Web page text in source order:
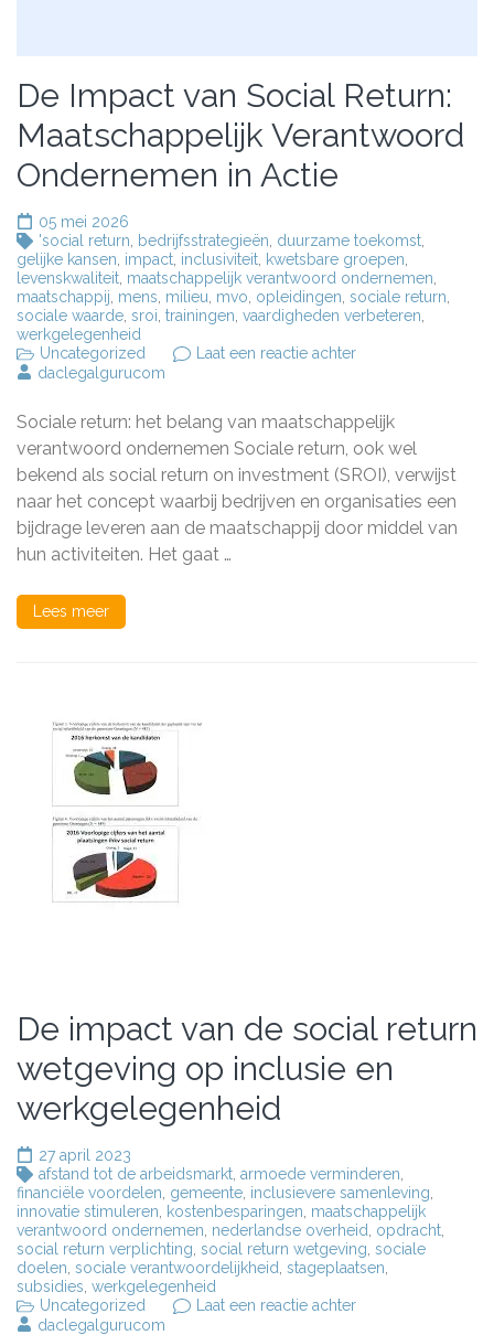
De Impact van Social Return:
Maatschappelijk Verantwoord
Ondernemen in Actie
05 mei 2026
'social return
bedrijfsstrategieën duurzame toekomst
gelijke kansen impact inclusiviteit kwetsbare groepen
levenskwaliteit maatschappelijk verantwoord ondernemen
maatschappij mens milieu mvo opleidingen sociale return
sociale waarde sroi trainingen vaardigheden verbeteren
werkgelegenheid
Uncategorized
Laat een reactie achterop
Social
Return:
Maatschappelijk
Verantwoord
Ondernemen
in
Actie
daclegalgurucom
Sociale return: het belang van maatschappelijk
verantwoord ondernemen Sociale return, ook wel
bekend als social return on investment (SROI), verwijst
naar het concept waarbij bedrijven en organisaties een
bijdrage leveren aan de maatschappij door middel van
hun activiteiten. Het gaat …
Lees meer
De impact van de social return
wetgeving op inclusie en
werkgelegenheid
27 april 2023
afstand tot de arbeidsmarkt armoede verminderen
financiële voordelen gemeente inclusievere samenleving
innovatie stimuleren
kostenbesparingen maatschappelijk
verantwoord ondernemen nederlandse overheid opdracht
social return verplichting social return wetgeving sociale
doelen sociale verantwoordelijkheid stageplaatsen
subsidies werkgelegenheid
Uncategorized
Laat een reactie achterop
daclegalgurucom